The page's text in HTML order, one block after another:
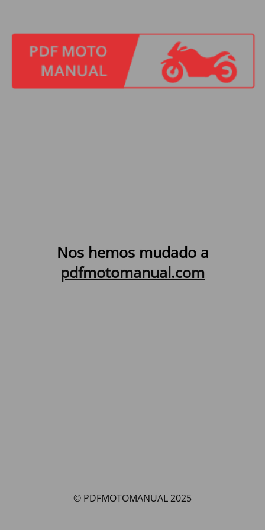
Nos hemos mudado a
pdfmotomanual.com
© PDFMOTOMANUAL 2025